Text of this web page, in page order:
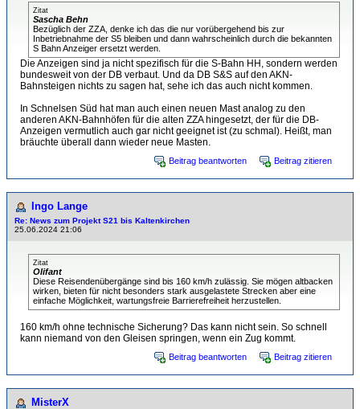
Zitat
Sascha Behn
Bezüglich der ZZA, denke ich das die nur vorübergehend bis zur
Inbetriebnahme der S5 bleiben und dann wahrscheinlich durch die bekannten
S Bahn Anzeiger ersetzt werden.
Die Anzeigen sind ja nicht spezifisch für die S-Bahn HH, sondern werden
bundesweit von der DB verbaut. Und da DB S&S auf den AKN-
Bahnsteigen nichts zu sagen hat, sehe ich das auch nicht kommen.
In Schnelsen Süd hat man auch einen neuen Mast analog zu den
anderen AKN-Bahnhöfen für die alten ZZA hingesetzt, der für die DB-
Anzeigen vermutlich auch gar nicht geeignet ist (zu schmal). Heißt, man
bräuchte überall dann wieder neue Masten.
Beitrag beantworten Beitrag zitieren
Ingo Lange
Re: News zum Projekt S21 bis Kaltenkirchen
25.06.2024 21:06
Zitat
Olifant
Diese Reisendenübergänge sind bis 160 km/h zulässig. Sie mögen altbacken
wirken, bieten für nicht besonders stark ausgelastete Strecken aber eine
einfache Möglichkeit, wartungsfreie Barrierefreiheit herzustellen.
160 km/h ohne technische Sicherung? Das kann nicht sein. So schnell
kann niemand von den Gleisen springen, wenn ein Zug kommt.
Beitrag beantworten Beitrag zitieren
MisterX